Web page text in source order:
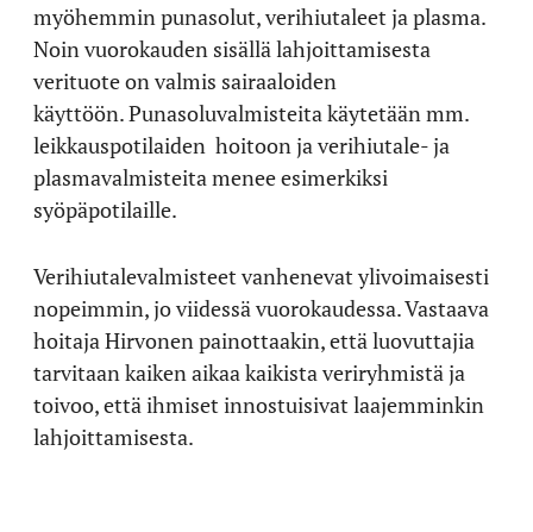
myöhemmin punasolut, verihiutaleet ja plasma.
Noin vuorokauden sisällä lahjoittamisesta
verituote on valmis sairaaloiden
käyttöön.Punasoluvalmisteita käytetään mm.
leikkauspotilaiden hoitoon ja verihiutale- ja
plasmavalmisteita menee esimerkiksi
syöpäpotilaille.
Verihiutalevalmisteet vanhenevat ylivoimaisesti
nopeimmin, jo viidessä vuorokaudessa.Vastaava
hoitaja Hirvonen painottaakin, että luovuttajia
tarvitaan kaiken aikaa kaikista veriryhmistä ja
toivoo, että ihmiset innostuisivat laajemminkin
lahjoittamisesta.